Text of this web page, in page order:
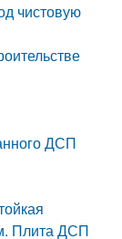
чистовую
ДСП
Плита ДСП